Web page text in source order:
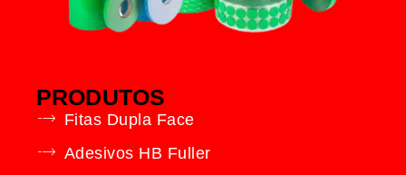
PRODUTOS
Fitas Dupla Face
Adesivos HB Fuller